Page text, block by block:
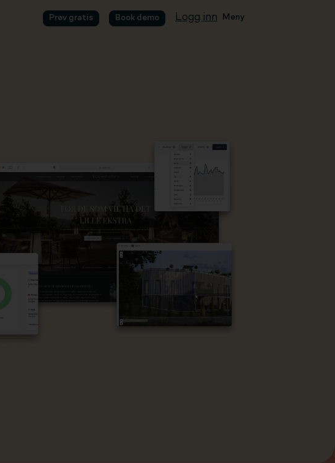
Prøv gratis Book demo Logg inn Meny